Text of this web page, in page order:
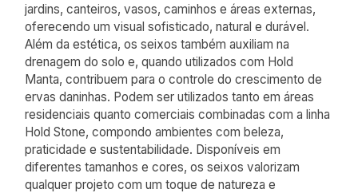
jardins, canteiros, vasos, caminhos e áreas externas,
oferecendo um visual sofisticado, natural e durável.
Além da estética, os seixos também auxiliam na
drenagem do solo e, quando utilizados com Hold
Manta, contribuem para o controle do crescimento de
ervas daninhas. Podem ser utilizados tanto em áreas
residenciais quanto comerciais combinadas com a linha
Hold Stone, compondo ambientes com beleza,
praticidade e sustentabilidade. Disponíveis em
diferentes tamanhos e cores, os seixos valorizam
qualquer projeto com um toque de natureza e